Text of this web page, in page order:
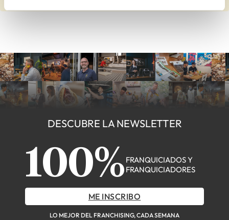
DESCUBRE LA NEWSLETTER
100% FRANQUICIADOS Y
FRANQUICIADORES
ME INSCRIBO
LO MEJOR DEL FRANCHISING, CADA SEMANA